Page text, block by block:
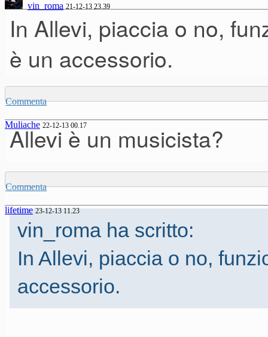
vin_roma 21-12-13 23.39
In Allevi, piaccia o no,
è un accessorio.
Commenta
Muliache 22-12-13 00.17
Allevi è un musicista?
Commenta
lifetime 23-12-13 11.23
vin_roma ha scritto:
In Allevi, piaccia o no,
accessorio.